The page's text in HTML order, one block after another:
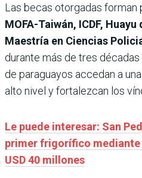
Las becas otorgadas forman
MOFA-Taiwán, ICDF,
Maestría en Ciencias
durante más de tres
de paraguayos accedan a
alto nivel y fortalezcan los
Le puede interesar: San
primer frigorífico mediante
USD 40 millones